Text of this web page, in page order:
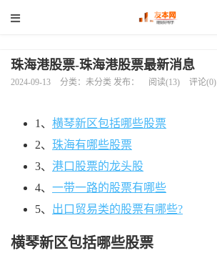
珠海港股票-珠海港股票最新消息
2024-09-13 分类：未分类 发布： 阅读(13) 评论(0)
1、 横琴新区包括哪些股票
2、 珠海有哪些股票
3、 港口股票的龙头股
4、 一带一路的股票有哪些
5、 出口贸易类的股票有哪些?
横琴新区包括哪些股票